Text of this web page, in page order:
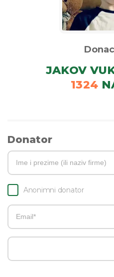
JAKOV
1324
Donator
Anonimni donator